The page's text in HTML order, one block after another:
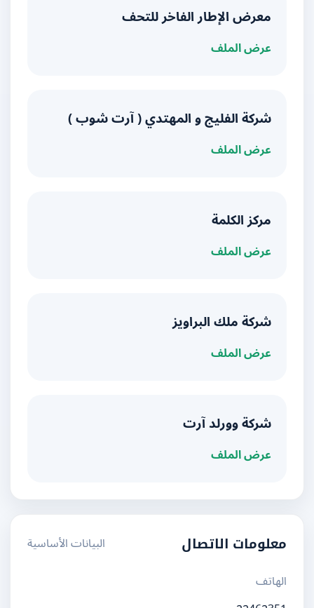
معرض الإطار الفاخر للتحف
عرض الملف
شركة الفليج و المهتدي ( آرت شوب )
عرض الملف
مركز الكلمة
عرض الملف
شركة ملك البراويز
عرض الملف
شركة وورلد آرت
عرض الملف
معلومات الاتصال
البيانات الأساسية
الهاتف